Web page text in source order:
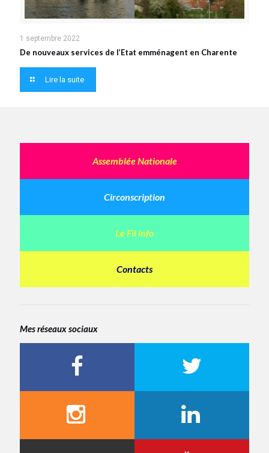
1 septembre 2022
De nouveaux services de l’Etat emménagent en Charente
Lire la suite
Assemblée Nationale
Circonscription
Le Fil info
Contacts
Mes réseaux sociaux